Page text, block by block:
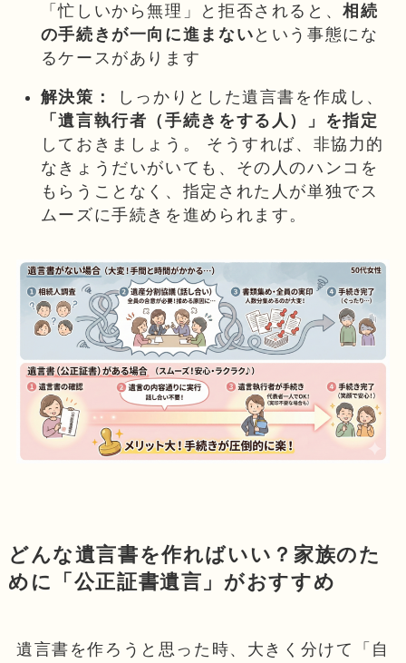
「忙しいから無理」と拒否されると、相続
の手続きが一向に進まない という事態にな
るケースがあります
解決策：
しっかりとした遺言書を作成し、
「遺言執行者（手続きをする人）」を指定
しておきましょう。 そうすれば、非協力的
なきょうだいがいても、その人のハンコを
もらうことなく、指定された人が単独でス
ムーズに手続きを進められます。
どんな遺言書を作ればいい？家族のた
めに「公正証書遺言」がおすすめ
遺言書を作ろうと思った時、大きく分けて「自